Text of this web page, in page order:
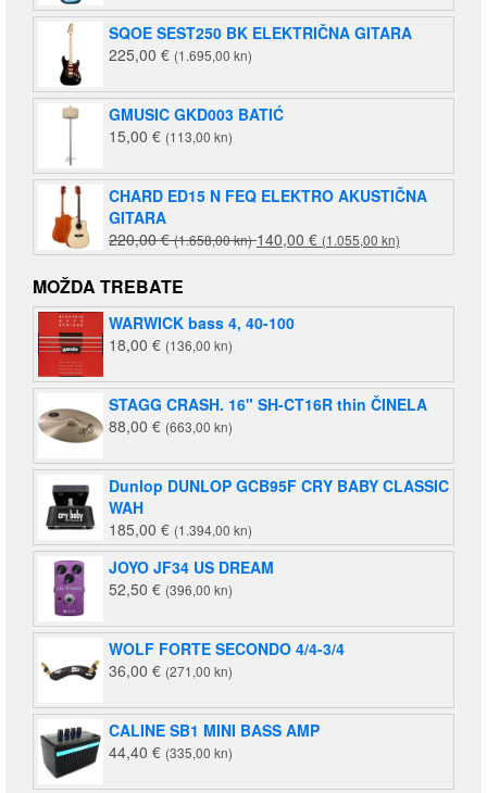
SQOE SEST250 BK ELEKTRIČNA GITARA
225,00 € (1.695,00 kn)
GMUSIC GKD003 BATIĆ
15,00 € (113,00 kn)
CHARD ED15 N FEQ ELEKTRO AKUSTIČNA
GITARA
220,00€ (1.658,00 kn)Izvorna
cijena
je:
220,00 €
140,00 € (1.055,00 kn)
cijena
140,00 €
MOŽDA TREBATE
WARWICK bass 4, 40-100
18,00 € (136,00 kn)
STAGG CRASH. 16" SH-CT16R thin ČINELA
88,00 € (663,00 kn)
Dunlop DUNLOP GCB95F CRY BABY CLASSIC
WAH
185,00 € (1.394,00 kn)
JOYO JF34 US DREAM
52,50 € (396,00 kn)
WOLF FORTE SECONDO 4/4-3/4
36,00 € (271,00 kn)
CALINE SB1 MINI BASS AMP
44,40 € (335,00 kn)